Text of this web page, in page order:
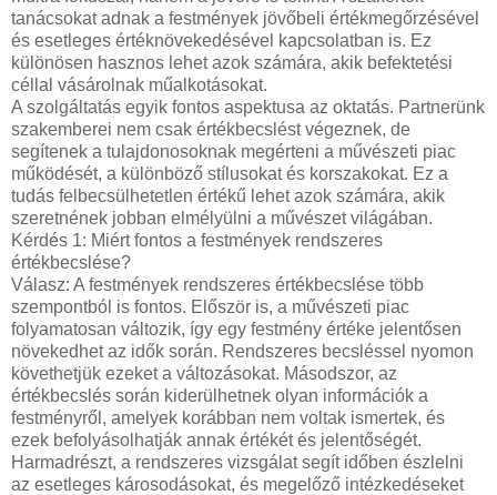
tanácsokat adnak a festmények jövőbeli értékmegőrzésével
és esetleges értéknövekedésével kapcsolatban is. Ez
különösen hasznos lehet azok számára, akik befektetési
céllal vásárolnak műalkotásokat.
A szolgáltatás egyik fontos aspektusa az oktatás. Partnerünk
szakemberei nem csak értékbecslést végeznek, de
segítenek a tulajdonosoknak megérteni a művészeti piac
működését, a különböző stílusokat és korszakokat. Ez a
tudás felbecsülhetetlen értékű lehet azok számára, akik
szeretnének jobban elmélyülni a művészet világában.
Kérdés 1: Miért fontos a festmények rendszeres
értékbecslése?
Válasz: A festmények rendszeres értékbecslése több
szempontból is fontos. Először is, a művészeti piac
folyamatosan változik, így egy festmény értéke jelentősen
növekedhet az idők során. Rendszeres becsléssel nyomon
követhetjük ezeket a változásokat. Másodszor, az
értékbecslés során kiderülhetnek olyan információk a
festményről, amelyek korábban nem voltak ismertek, és
ezek befolyásolhatják annak értékét és jelentőségét.
Harmadrészt, a rendszeres vizsgálat segít időben észlelni
az esetleges károsodásokat, és megelőző intézkedéseket